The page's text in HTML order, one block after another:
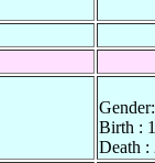
Birth :
Death :